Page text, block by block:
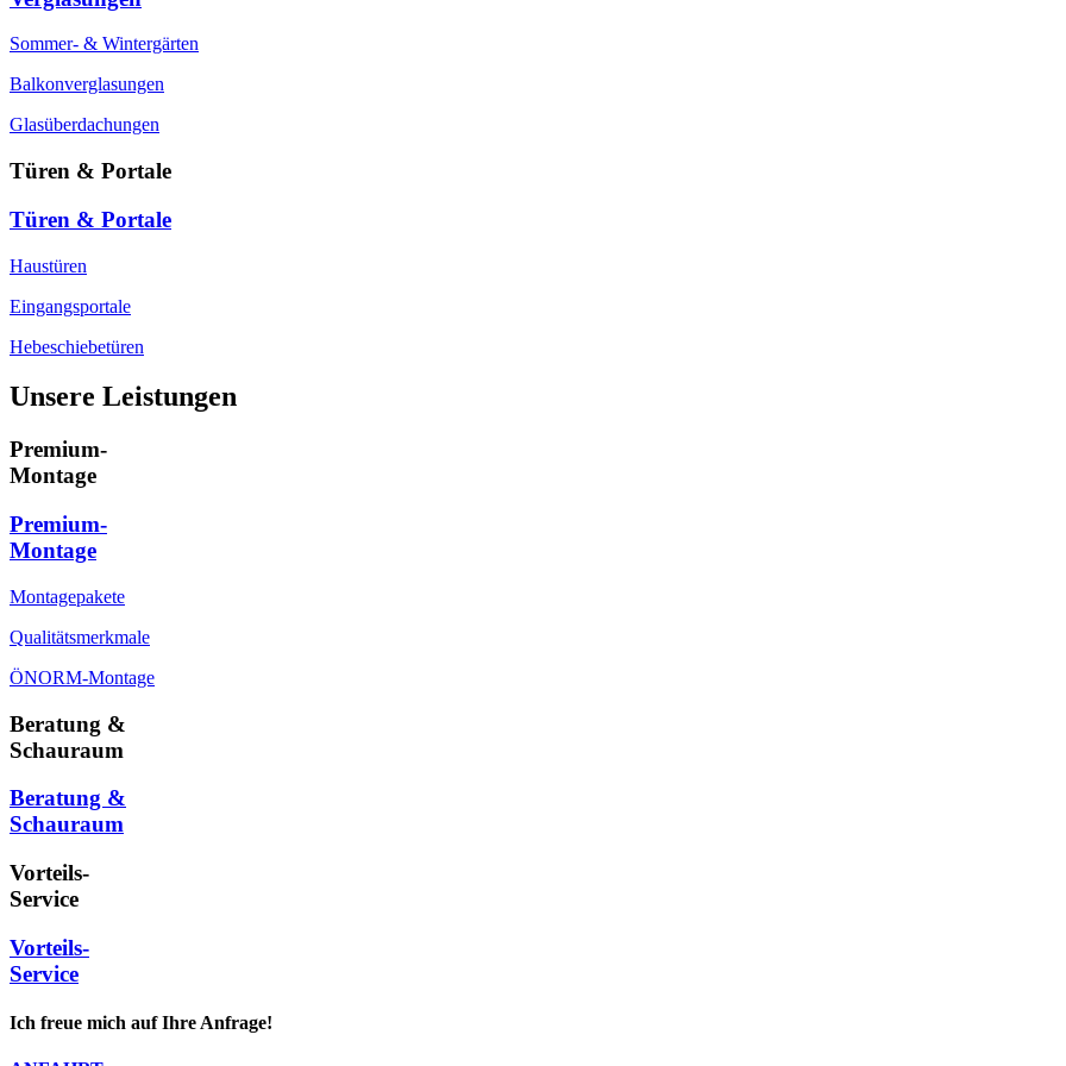
Sommer- & Wintergärten
Balkonverglasungen
Glasüberdachungen
Türen & Portale
Türen & Portale
Haustüren
Eingangsportale
Hebeschiebetüren
Unsere Leistungen
Premium-
Montage
Premium-
Montage
Montagepakete
Qualitätsmerkmale
ÖNORM-Montage
Beratung &
Schauraum
Beratung &
Schauraum
Vorteils-
Service
Vorteils-
Service
Ich freue mich auf Ihre Anfrage!